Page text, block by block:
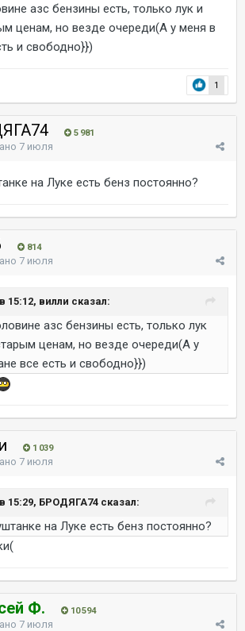
азс бензины есть, только лук и
ценам, но везде очереди(А у меня в
и свободно}})
1
5 981
7 июля
на Луке есть бенз постоянно?
814
7 июля
15:12, вилли сказал:
азс бензины есть, только лук
ценам, но везде очереди(А у
все есть и свободно}})
1 039
7 июля
15:29, БРОДЯГА74 сказал:
на Луке есть бенз постоянно?
Ф. 10 594
7 июля